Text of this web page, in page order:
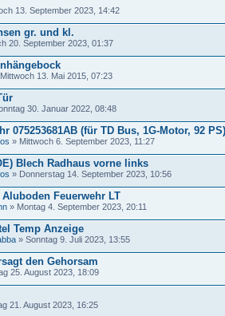
13. September 2023, 14:42
gr. und kl.
20. September 2023, 01:37
13. Mai 2015, 07:23
30. Januar 2022, 08:48
075253681AB (für TD Bus, 1G-Motor, 92 PS)
» Mittwoch 6. September 2023, 11:27
Blech Radhaus vorne links
» Donnerstag 14. September 2023, 10:56
Feuerwehr LT
» Montag 4. September 2023, 20:11
Temp Anzeige
» Sonntag 9. Juli 2023, 13:55
den Gehorsam
25. August 2023, 18:09
21. August 2023, 16:25